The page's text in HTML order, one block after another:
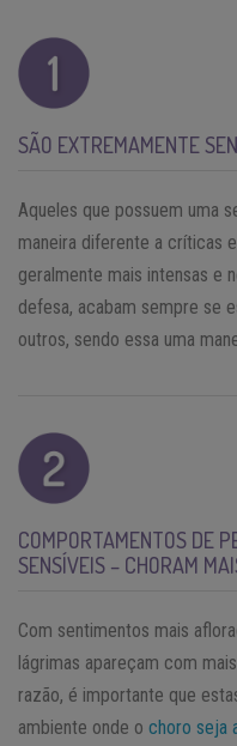
SÃO EXTREMAMENTE
Aqueles que possuem uma
maneira diferente a críticas
geralmente mais intensas e
defesa, acabam sempre se
outros, sendo essa uma
COMPORTAMENTOS DE
SENSÍVEIS – CHORAM
Com sentimentos mais
lágrimas apareçam com
razão, é importante que
ambiente onde o choro seja